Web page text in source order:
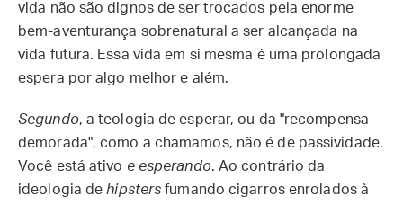
vida não são dignos de ser trocados pela enorme
bem-aventurança sobrenatural a ser alcançada na
vida futura. Essa vida em si mesma é uma prolongada
espera por algo melhor e além.
Segundo, a teologia de esperar, ou da "recompensa
demorada", como a chamamos, não é de passividade.
Você está ativo e esperando. Ao contrário da
ideologia dehipsters fumando cigarros enrolados à